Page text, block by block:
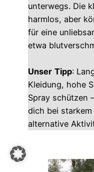
unterwegs. Die
harmlos, aber
für eine
etwa
Unser Tipp:
Kleidung, hohe
Spray schützen
dich bei starkem
alternative